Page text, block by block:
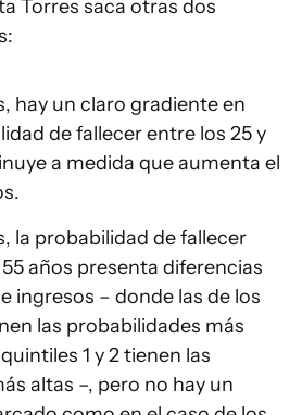
Torres saca otras dos
hay un claro gradiente en
de fallecer entre los 25 y
a medida que aumenta el
la probabilidad de fallecer
años presenta diferencias
ingresos – donde las de los
las probabilidades más
1 y 2 tienen las
altas –, pero no hay un